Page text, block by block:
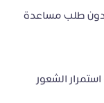
دون طلب مساعدة
الشعور